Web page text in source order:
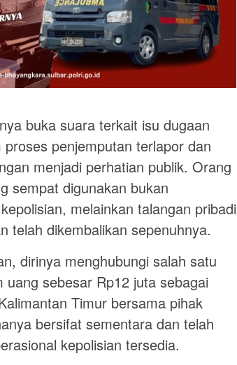
buka suara terkait isu dugaan
penjemputan terlapor dan
menjadi perhatian publik. Orang
sempat digunakan bukan
melainkan talangan pribadi
telah dikembalikan sepenuhnya.
dirinya menghubungi salah satu
sebesar Rp12 juta sebagai
Timur bersama pihak
bersifat sementara dan telah
kepolisian tersedia.